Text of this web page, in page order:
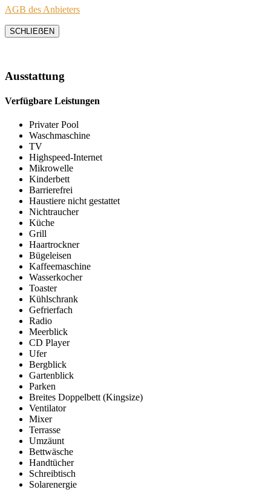
AGB des Anbieters
SCHLIEẞEN
Ausstattung
Verfügbare Leistungen
Privater Pool
Waschmaschine
TV
Highspeed-Internet
Mikrowelle
Kinderbett
Barrierefrei
Haustiere nicht gestattet
Nichtraucher
Küche
Grill
Haartrockner
Bügeleisen
Kaffeemaschine
Wasserkocher
Toaster
Kühlschrank
Gefrierfach
Radio
Meerblick
CD Player
Ufer
Bergblick
Gartenblick
Parken
Breites Doppelbett (Kingsize)
Ventilator
Mixer
Terrasse
Umzäunt
Bettwäsche
Handtücher
Schreibtisch
Solarenergie